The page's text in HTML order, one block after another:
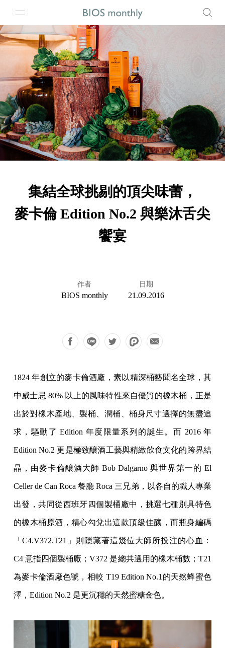
集結全球挑剔的頂尖味蕾，
麥卡倫 Edition No.2 與樂沐舌尖
饗宴
作者
BIOS monthly
日期
21.09.2016
1824 年創立的麥卡倫酒廠，素以精深桶藝聞名全球，其
中威士忌 80% 以上的風味特性來自優質的橡木桶，正是
出於對橡木產地、製桶、潤桶、桶身尺寸選擇的無盡追
求，驅動了 Edition 年度限量系列的誕生。而 2016 年
Edition No.2 更是極致釀酒工藝與精緻飲食文化的跨界結
晶，由麥卡倫釀酒大師 Bob Dalgarno 與世界第一的 El
Celler de Can Roca 餐廳 Roca 三兄弟，以各自的職人專業
出發，共同從西班牙四個製桶廠中，挑選七種別具特色
的橡木桶原酒，精心勾兌出這款頂級佳釀，而瓶身編碼
「C4.V372.T21」則隱藏著這幾位大師所投注的心血：
C4 意指四個製桶廠；V372 是總共選用的橡木桶數；T21
為麥卡倫酒廠色號，相較 T19 Edition No.1的天然蜂蜜色
澤，Edition No.2 是更沉穩的天然蜜糖金色。